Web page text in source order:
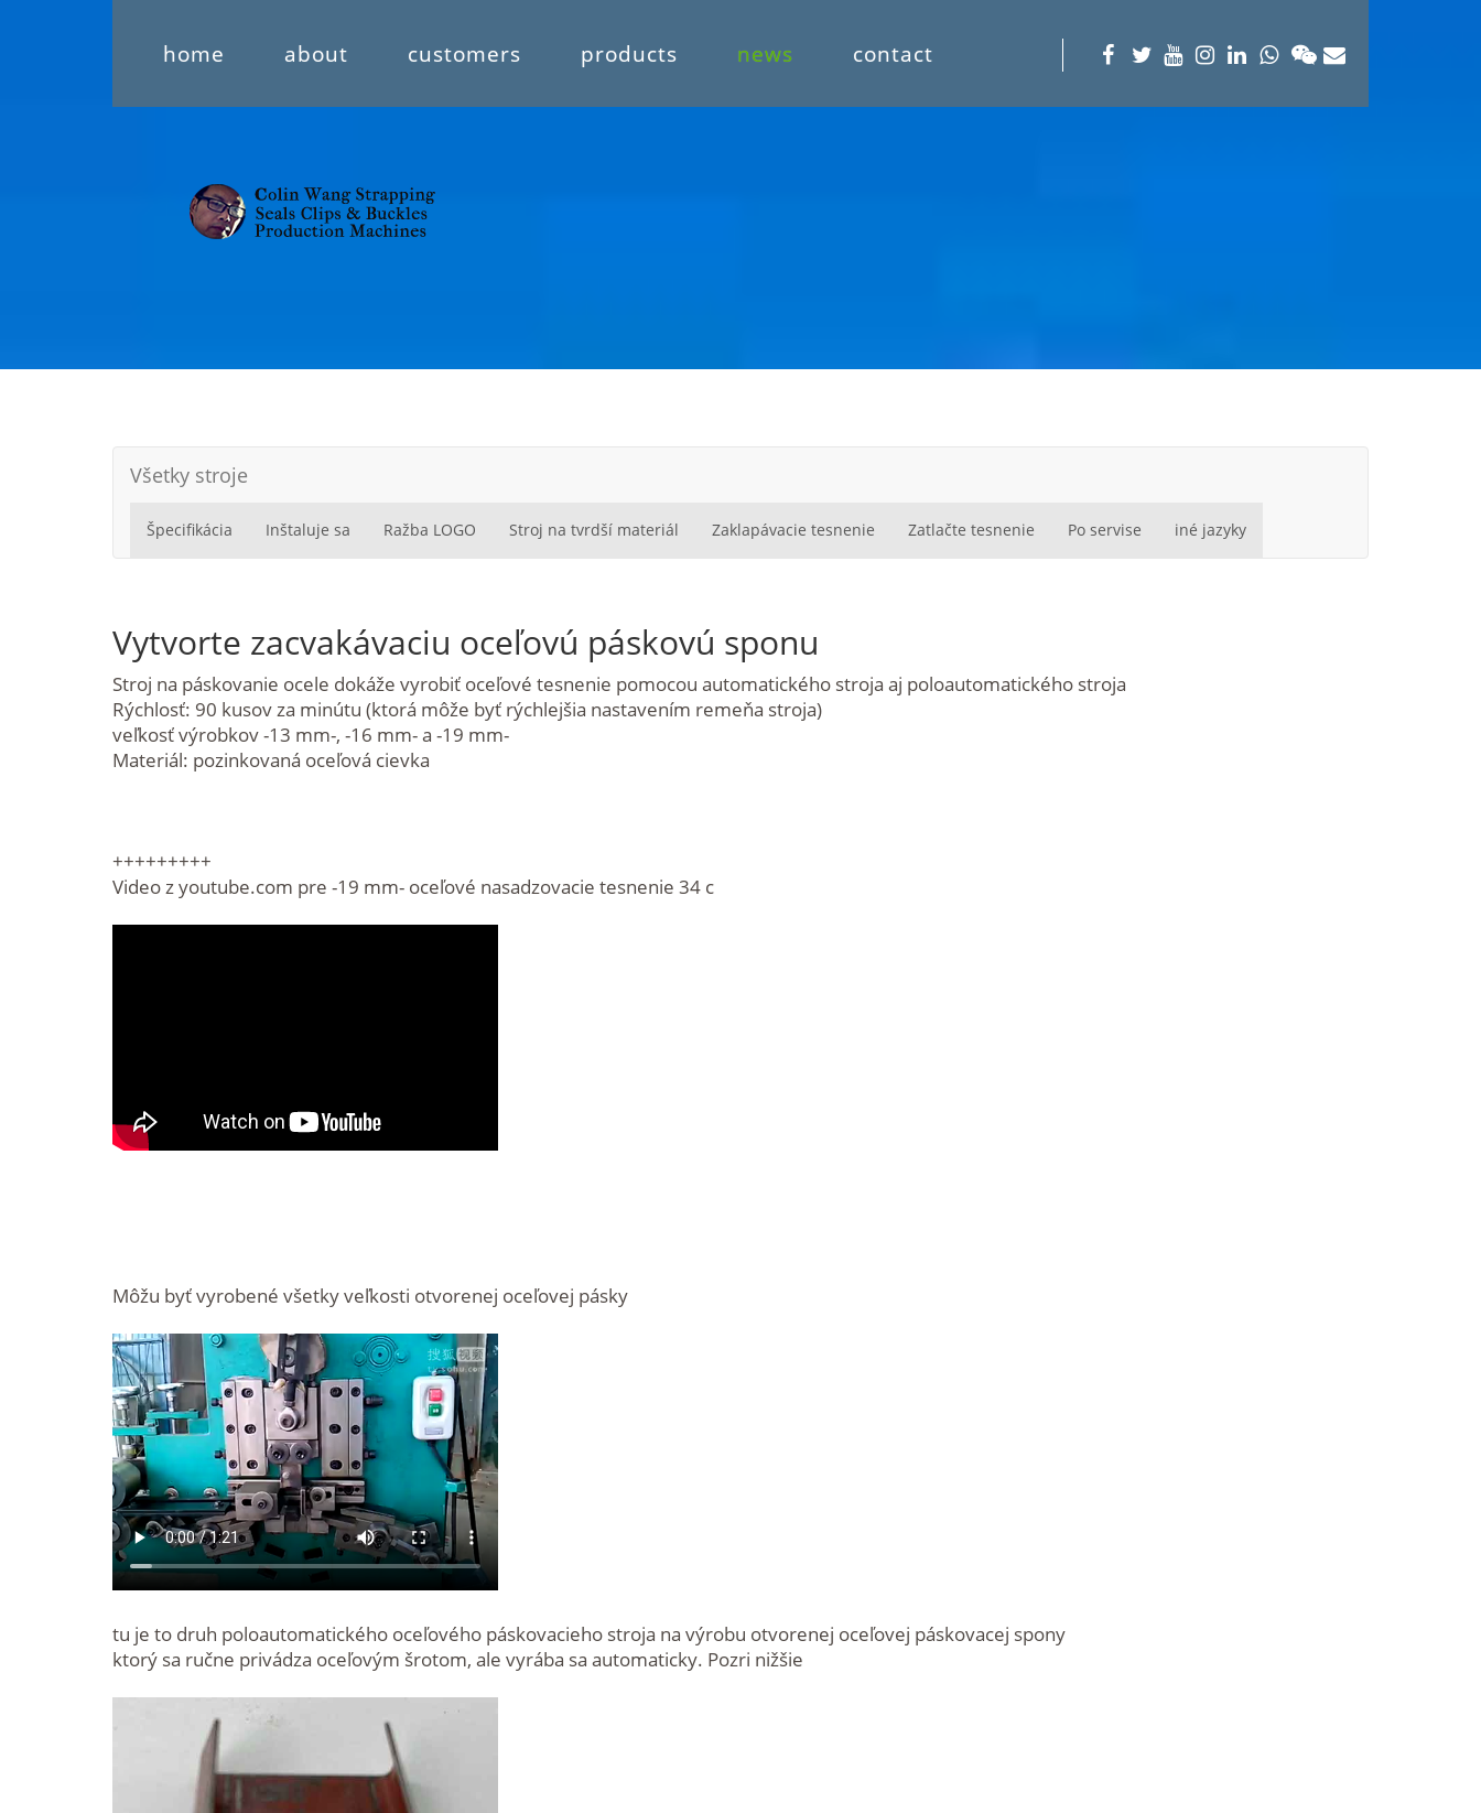
home about customers products news contact
Všetky stroje
Špecifikácia Inštaluje sa Ražba LOGO Stroj na tvrdší materiál Zaklapávacie tesnenie Zatlačte tesnenie Po servise iné jazyky
Vytvorte zacvakávaciu oceľovú páskovú sponu
Stroj na páskovanie ocele dokáže vyrobiť oceľové tesnenie pomocou automatického stroja aj poloautomatického stroja
Rýchlosť: 90 kusov za minútu (ktorá môže byť rýchlejšia nastavením remeňa stroja)
veľkosť výrobkov -13 mm-, -16 mm- a -19 mm-
Materiál: pozinkovaná oceľová cievka
+++++++++
Video z youtube.com pre -19 mm- oceľové nasadzovacie tesnenie 34 c
Môžu byť vyrobené všetky veľkosti otvorenej oceľovej pásky
tu je to druh poloautomatického oceľového páskovacieho stroja na výrobu otvorenej oceľovej páskovacej spony
ktorý sa ručne privádza oceľovým šrotom, ale vyrába sa automaticky. Pozri nižšie